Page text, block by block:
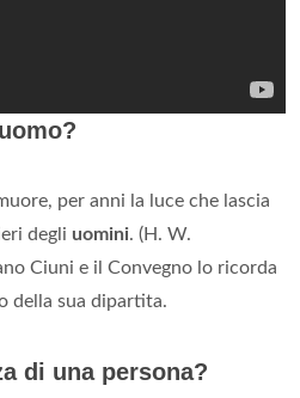
per anni la luce che lascia
degli uomini. (H. W.
Ciuni e il Convegno lo ricorda
della sua dipartita.
di una persona?